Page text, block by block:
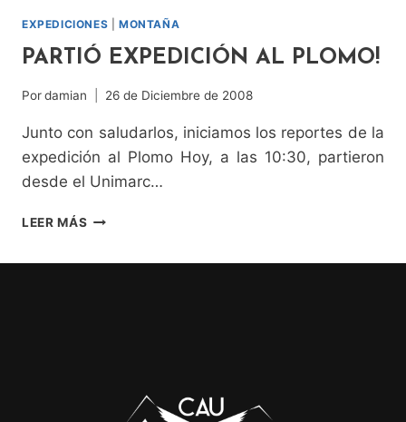
PLOMO
EXPEDICIONES MONTAÑA
PARTIÓ EXPEDICIÓN AL PLOMO!
Pordamian 26 de Diciembre de 2008
Junto con saludarlos, iniciamos los reportes de la
expedición al Plomo Hoy, a las 10:30, partieron
desde el Unimarc…
LEER MÁS PARTIÓ